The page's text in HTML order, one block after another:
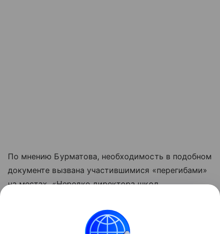
По мнению Бурматова, необходимость в подобном
документе вызвана участившимися «перегибами»
на местах. «Нередко директора школ
учащихся, что приводит к конфликтам», — пишет